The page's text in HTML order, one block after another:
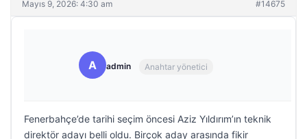
Mayıs 9, 2026: 4:30 am #14675
A admin Anahtar yönetici
Fenerbahçe’de tarihi seçim öncesi Aziz Yıldırım’ın teknik
direktör adayı belli oldu. Birçok aday arasında fikir